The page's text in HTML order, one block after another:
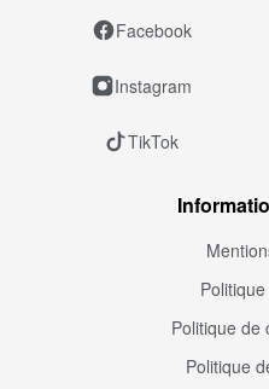
Facebook
Instagram
TikTok
Politique de
Politique